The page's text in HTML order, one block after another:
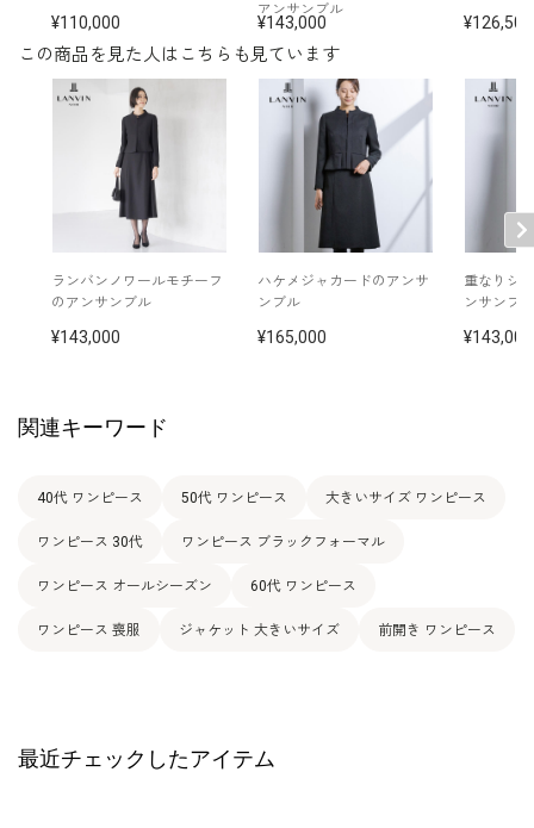
13号 111.0 112.0 41.0 115.5 49.0
表地：トリアセテート75％ ポリエステル25％（ジョ
ーゼット） ×トリアセテート69％ ポリエステル31％
（ストレッチクロス）
裏地：キュプラ100％
洗濯方法：クリーニング
フロントオープンタイプ
この商品を見た人はこちらも見ています
ランバンノワールモチーフ
のアンサンブル
143,000
ハケメジャカードのアンサ
ンブル
165,000
重なりシ
ンサンブル
143,000
110,000
アンサンブル
143,000 126,500
関連キーワード
40代 ワンピース 50代 ワンピース 大きいサイズ ワンピース
ワンピース 30代 ワンピース ブラックフォーマル
ワンピース オールシーズン 60代 ワンピース
ワンピース 喪服 ジャケット 大きいサイズ 前開き ワンピース
最近チェックしたアイテム